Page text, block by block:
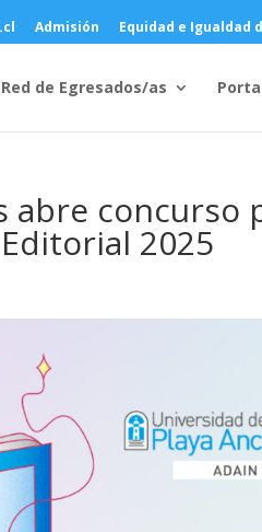
Admisión Equidad e Igualdad
Red de Egresados/as
abre concurso
2025